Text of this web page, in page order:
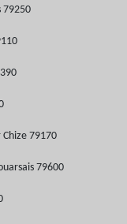
79250
79170
79600